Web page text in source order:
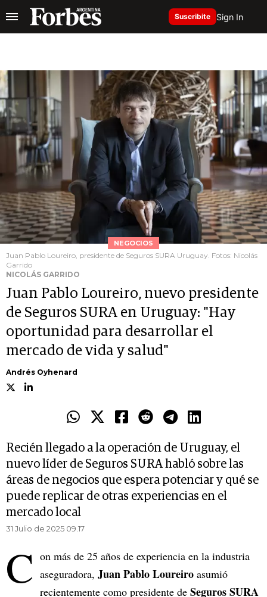
Suscribite Sign In
NEGOCIOS
Juan Pablo Loureiro, presidente de Seguros SURA Uruguay. Fotos: Nicolás
Garrido
NICOLÁS GARRIDO
Juan Pablo Loureiro, nuevo presidente
de Seguros SURA en Uruguay: "Hay
oportunidad para desarrollar el
mercado de vida y salud"
Andrés Oyhenard
Recién llegado a la operación de Uruguay, el
nuevo líder de Seguros SURA habló sobre las
áreas de negocios que espera potenciar y qué se
puede replicar de otras experiencias en el
mercado local
31 Julio de 2025 09.17
C on más de 25 años de experiencia en la industria
aseguradora, Juan Pablo Loureiro asumió
recientemente como presidente de Seguros SURA